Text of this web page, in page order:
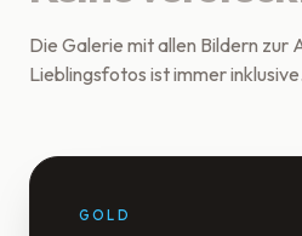
Die Galerie mit allen Bildern zur
Lieblingsfotos ist immer inklusive.
GOLD